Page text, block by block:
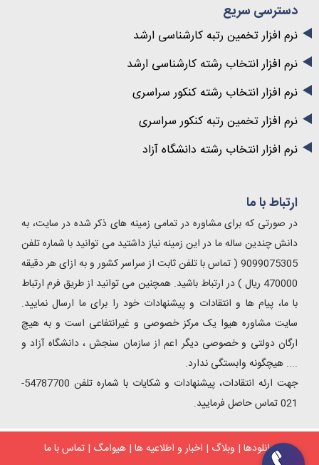
دسترسی سریع
نرم افزار تخمین رتبه کارشناسی ارشد
نرم افزار انتخاب رشته کارشناسی ارشد
نرم افزار انتخاب رشته کنکور سراسری
نرم افزار تخمین رتبه کنکور سراسری
نرم افزار انتخاب رشته دانشگاه آزاد
ارتباط با ما
در صورتی که برای مشاوره در تمامی زمینه های ذکر شده در سایت، به
دانش چندین ساله ما در این زمینه نیاز داشتید می توانید با شماره تلفن
9099075305 ( تماس با تلفن ثابت از سراسر کشور و به ازای هر دقیقه
470000 ریال ) در ارتباط باشید. همچنین می توانید از طریق فرم ارتباط
با ما، پیام ها و انتقادات و پیشنهادات خود را برای ما ارسال نمایید.
سایت مشاوره هیوا یک مرکز خصوصی و غیرانتفاعی است و به هیچ
ارگان دولتی و خصوصی دیگر اعم از سازمان سنجش ، دانشگاه آزاد و
.... هیچگونه وابستگی ندارد.
جهت ارئه انتقادات، پیشنهادات و شکایات با شماره تلفن 54787700-
021 تماس حاصل فرمایید.
دانلودها | وبلاگ | اخبار و اطلاعیه ها | هیوامگ | تماس با ما